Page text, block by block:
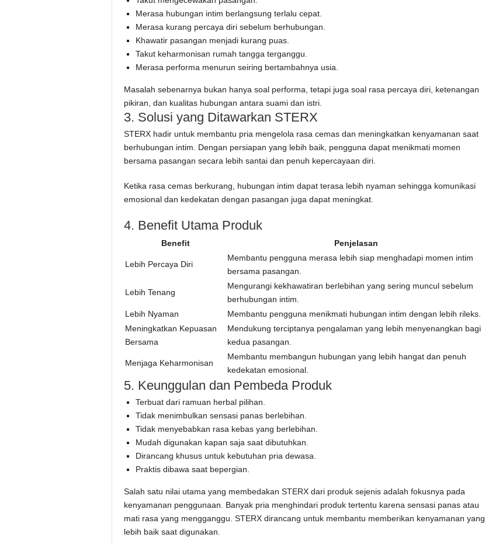
Merasa hubungan intim berlangsung terlalu cepat.
Merasa kurang percaya diri sebelum berhubungan.
Khawatir pasangan menjadi kurang puas.
Takut keharmonisan rumah tangga terganggu.
Merasa performa menurun seiring bertambahnya usia.
Masalah sebenarnya bukan hanya soal performa, tetapi juga soal rasa percaya diri, ketenangan
pikiran, dan kualitas hubungan antara suami dan istri.
3. Solusi yang Ditawarkan STERX
STERX hadir untuk membantu pria mengelola rasa cemas dan meningkatkan kenyamanan saat
berhubungan intim. Dengan persiapan yang lebih baik, pengguna dapat menikmati momen
bersama pasangan secara lebih santai dan penuh kepercayaan diri.
Ketika rasa cemas berkurang, hubungan intim dapat terasa lebih nyaman sehingga komunikasi
emosional dan kedekatan dengan pasangan juga dapat meningkat.
4. Benefit Utama Produk
Benefit Penjelasan
Lebih Percaya Diri
Membantu pengguna merasa lebih siap menghadapi momen intim
bersama pasangan.
Lebih Tenang
Mengurangi kekhawatiran berlebihan yang sering muncul sebelum
berhubungan intim.
Lebih Nyaman
Membantu pengguna menikmati hubungan intim dengan lebih rileks.
Meningkatkan Kepuasan
Bersama
Mendukung terciptanya pengalaman yang lebih menyenangkan bagi
kedua pasangan.
Menjaga Keharmonisan
Membantu membangun hubungan yang lebih hangat dan penuh
kedekatan emosional.
5. Keunggulan dan Pembeda Produk
Terbuat dari ramuan herbal pilihan.
Tidak menimbulkan sensasi panas berlebihan.
Tidak menyebabkan rasa kebas yang berlebihan.
Mudah digunakan kapan saja saat dibutuhkan.
Dirancang khusus untuk kebutuhan pria dewasa.
Praktis dibawa saat bepergian.
Salah satu nilai utama yang membedakan STERX dari produk sejenis adalah fokusnya pada
kenyamanan penggunaan. Banyak pria menghindari produk tertentu karena sensasi panas atau
mati rasa yang mengganggu. STERX dirancang untuk membantu memberikan kenyamanan yang
lebih baik saat digunakan.